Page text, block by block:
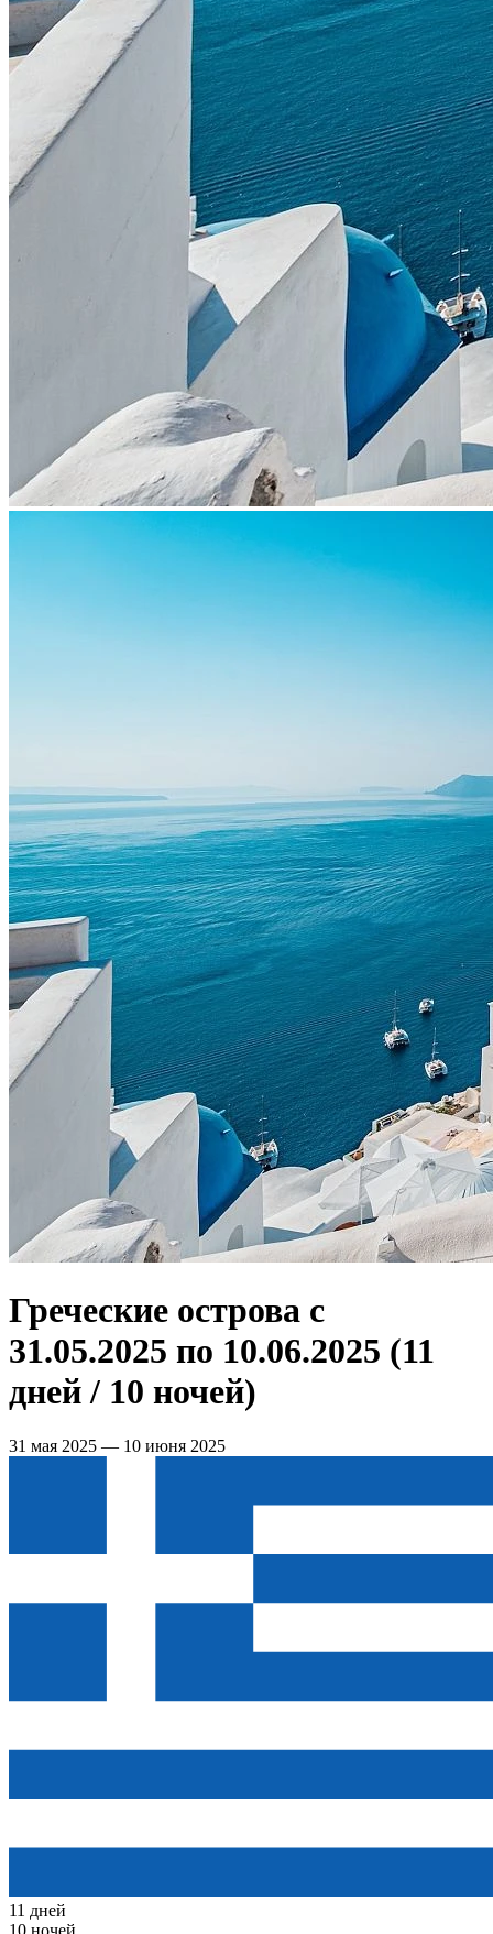
Греческие острова с
31.05.2025 по 10.06.2025 (11
дней / 10 ночей)
31 мая 2025 — 10 июня 2025
11 дней
10 ночей